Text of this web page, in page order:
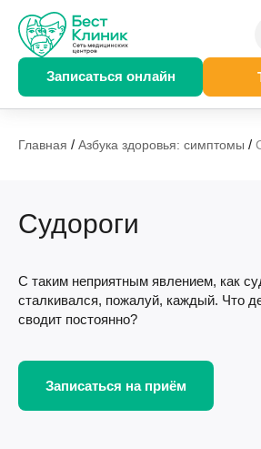
Записаться онлайн
Главная / Азбука здоровья: симптомы /
Судороги
С таким неприятным явлением, как
сталкивался, пожалуй, каждый. Что
сводит постоянно?
Записаться на приём